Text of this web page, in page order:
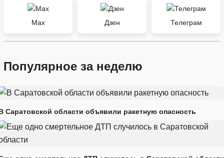
Max Дзен Телеграм
Популярное за неделю
Саратовской области объявили ракетную опасность